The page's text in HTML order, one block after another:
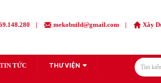
| mekobuild@gmail.com| Xây
TIN TỨC THƯ VIỆN